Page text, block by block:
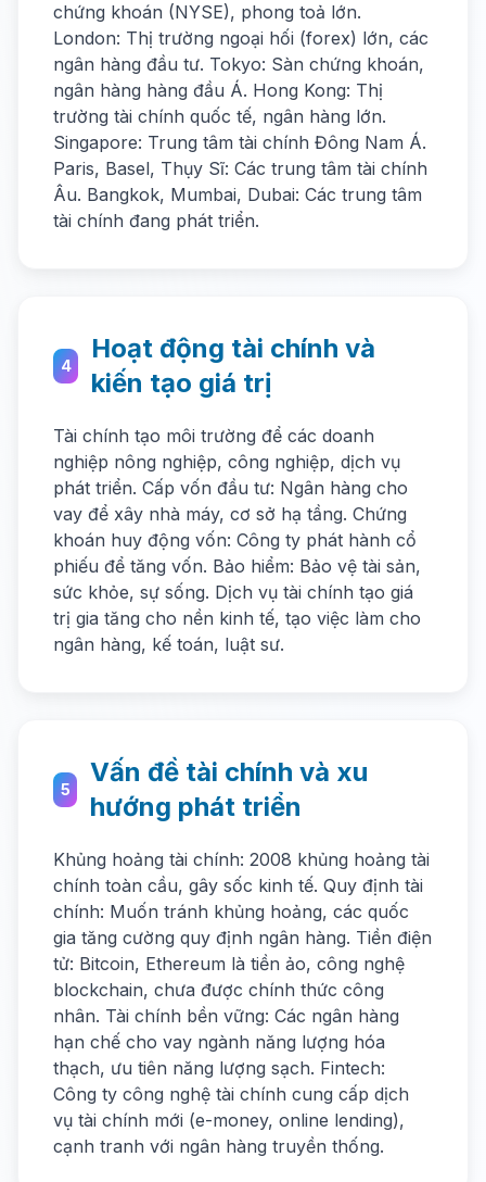
chứng khoán (NYSE), phong toả lớn.
London: Thị trường ngoại hối (forex) lớn, các
ngân hàng đầu tư. Tokyo: Sàn chứng khoán,
ngân hàng hàng đầu Á. Hong Kong: Thị
trường tài chính quốc tế, ngân hàng lớn.
Singapore: Trung tâm tài chính Đông Nam Á.
Paris, Basel, Thụy Sĩ: Các trung tâm tài chính
Âu. Bangkok, Mumbai, Dubai: Các trung tâm
tài chính đang phát triển.
4
Hoạt động tài chính và
kiến tạo giá trị
Tài chính tạo môi trường để các doanh
nghiệp nông nghiệp, công nghiệp, dịch vụ
phát triển. Cấp vốn đầu tư: Ngân hàng cho
vay để xây nhà máy, cơ sở hạ tầng. Chứng
khoán huy động vốn: Công ty phát hành cổ
phiếu để tăng vốn. Bảo hiểm: Bảo vệ tài sản,
sức khỏe, sự sống. Dịch vụ tài chính tạo giá
trị gia tăng cho nền kinh tế, tạo việc làm cho
ngân hàng, kế toán, luật sư.
5
Vấn đề tài chính và xu
hướng phát triển
Khủng hoảng tài chính: 2008 khủng hoảng tài
chính toàn cầu, gây sốc kinh tế. Quy định tài
chính: Muốn tránh khủng hoảng, các quốc
gia tăng cường quy định ngân hàng. Tiền điện
tử: Bitcoin, Ethereum là tiền ảo, công nghệ
blockchain, chưa được chính thức công
nhân. Tài chính bền vững: Các ngân hàng
hạn chế cho vay ngành năng lượng hóa
thạch, ưu tiên năng lượng sạch. Fintech:
Công ty công nghệ tài chính cung cấp dịch
vụ tài chính mới (e-money, online lending),
cạnh tranh với ngân hàng truyền thống.